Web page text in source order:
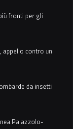
fronti per gli
appello contro un
da insetti
Palazzolo-